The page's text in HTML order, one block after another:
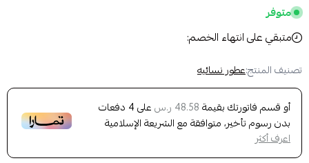
متوفر
متبقي على انتهاء الخصم:
تصنيف المنتج:عطور نسائيه
أو قسم فاتورتك بقيمة 48.58 ر.س على4 دفعات
بدون رسوم تأخير، متوافقة مع الشريعة الإسلامية
اعرف أكثر